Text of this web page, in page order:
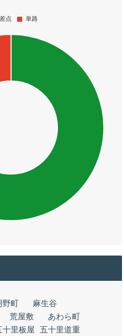
野町
麻生谷
荒屋敷
あわら町
十里板屋
五十里道重